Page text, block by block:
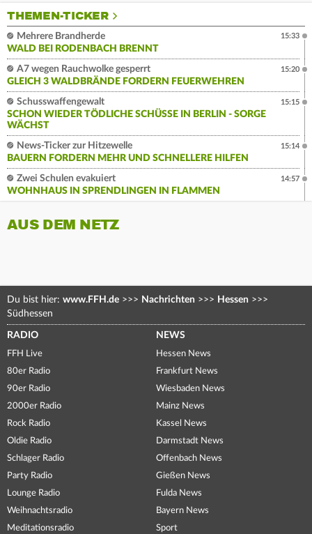
THEMEN-TICKER
Mehrere Brandherde
WALD BEI RODENBACH BRENNT
15:33
A7 wegen Rauchwolke gesperrt
GLEICH 3 WALDBRÄNDE FORDERN FEUERWEHREN
15:20
Schusswaffengewalt
SCHON WIEDER TÖDLICHE SCHÜSSE IN BERLIN - SORGE
WÄCHST
15:15
News-Ticker zur Hitzewelle
BAUERN FORDERN MEHR UND SCHNELLERE HILFEN
15:14
Zwei Schulen evakuiert
WOHNHAUS IN SPRENDLINGEN IN FLAMMEN
14:57
AUS DEM NETZ
Du bist hier: www.FFH.de >>> Nachrichten >>> Hessen >>>
Südhessen
RADIO
FFH Live
80er Radio
90er Radio
2000er Radio
Rock Radio
Oldie Radio
Schlager Radio
Party Radio
Lounge Radio
Weihnachtsradio
Meditationsradio
NEWS
Hessen News
Frankfurt News
Wiesbaden News
Mainz News
Kassel News
Darmstadt News
Offenbach News
Gießen News
Fulda News
Bayern News
Sport